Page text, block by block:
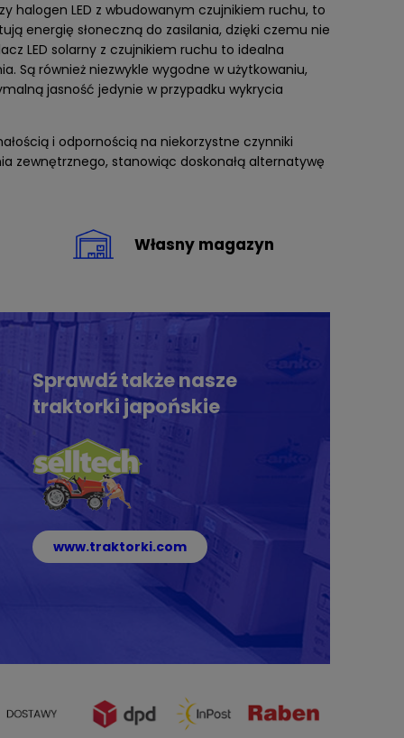
halogen LED z wbudowanym czujnikiem ruchu, to
energię słoneczną do zasilania, dzięki czemu nie
LED solarny z czujnikiem ruchu to idealna
Są również niezwykle wygodne w użytkowaniu,
jasność jedynie w przypadku wykrycia
i odpornością na niekorzystne czynniki
zewnętrznego, stanowiąc doskonałą alternatywę
Własny magazyn
Sprawdź także nasze
traktorki japońskie
www.traktorki.com